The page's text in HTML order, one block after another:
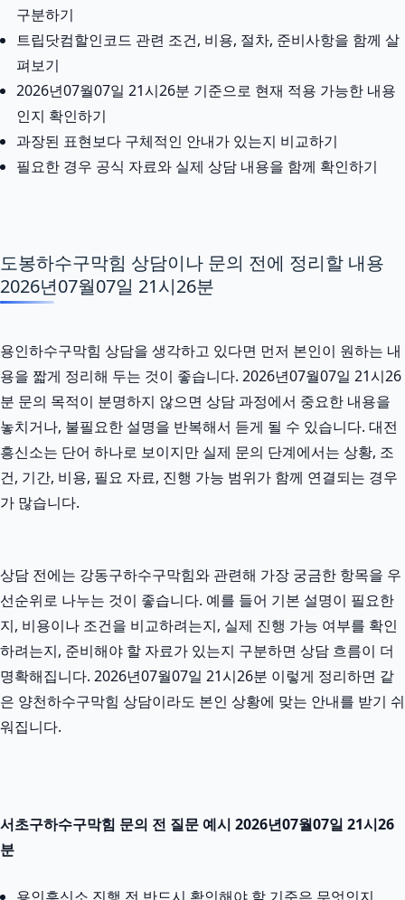
구분하기
트립닷컴할인코드 관련 조건, 비용, 절차, 준비사항을 함께 살
펴보기
2026년07월07일 21시26분 기준으로 현재 적용 가능한 내용
인지 확인하기
과장된 표현보다 구체적인 안내가 있는지 비교하기
필요한 경우 공식 자료와 실제 상담 내용을 함께 확인하기
도봉하수구막힘 상담이나 문의 전에 정리할 내용
2026년07월07일 21시26분
용인하수구막힘 상담을 생각하고 있다면 먼저 본인이 원하는 내
용을 짧게 정리해 두는 것이 좋습니다. 2026년07월07일 21시26
분 문의 목적이 분명하지 않으면 상담 과정에서 중요한 내용을
놓치거나, 불필요한 설명을 반복해서 듣게 될 수 있습니다. 대전
흥신소는 단어 하나로 보이지만 실제 문의 단계에서는 상황, 조
건, 기간, 비용, 필요 자료, 진행 가능 범위가 함께 연결되는 경우
가 많습니다.
상담 전에는 강동구하수구막힘와 관련해 가장 궁금한 항목을 우
선순위로 나누는 것이 좋습니다. 예를 들어 기본 설명이 필요한
지, 비용이나 조건을 비교하려는지, 실제 진행 가능 여부를 확인
하려는지, 준비해야 할 자료가 있는지 구분하면 상담 흐름이 더
명확해집니다. 2026년07월07일 21시26분 이렇게 정리하면 같
은 양천하수구막힘 상담이라도 본인 상황에 맞는 안내를 받기 쉬
워집니다.
서초구하수구막힘 문의 전 질문 예시 2026년07월07일 21시26
분
용인흥신소 진행 전 반드시 확인해야 할 기준은 무엇인지